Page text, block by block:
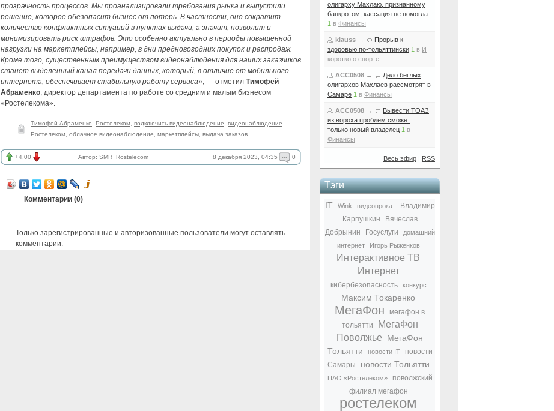
прозрачность процессов. Мы проанализировали требования рынка и выпустили
решение, которое обезопасит бизнес от потерь. В частности, оно сократит
количество конфликтных ситуаций в пунктах выдачи, а значит, позволит и
минимизировать риск штрафов. Это особенно актуально в периоды повышенной
нагрузки на маркетплейсы, например, в дни предновогодних покупок и распродаж.
Кроме того, существенным преимуществом видеонаблюдения для наших заказчиков
станет выделенный канал передачи данных, который, в отличие от мобильного
интернета, обеспечивает стабильную работу сервиса», — отметил Тимофей
Абраменко, директор департамента по работе со средним и малым бизнесом
«Ростелекома».
Тимофей Абраменко Ростелеком подключить видеонаблюдение
видеонаблюдение
Ростелеком облачное видеонаблюдение маркетплейсы выдача заказов
+4.00 Автор: SMR_Rostelecom 8 декабря 2023, 04:35 0
Комментарии (0)
Только зарегистрированные и авторизованные пользователи могут оставлять
комментарии.
олигарху Махлаю, признанному
банкротом, кассация не помогла
1 в Финансы
klauss →
Прорыв к
здоровью по-тольяттински 1 в И
коротко о спорте
ACC0508 →
Дело беглых
олигархов Махлаев рассмотрят в
Самаре 1 в Финансы
ACC0508 →
Вывести ТОАЗ
из вороха проблем сможет
только новый владелец 1 в
Финансы
Весь эфир | RSS
Тэги
IT Wink видеопрокат
Владимир
Карпушкин
Вячеслав
Добрынин
Госуслуги
домашний
интернет
Игорь Рыженков
Интерактивное ТВ
Интернет
кибербезопасность конкурс
Максим Токаренко
МегаФон
мегафон в
тольятти
МегаФон
Поволжье
МегаФон
Тольятти
новости IT
новости
Самары
новости Тольятти
ПАО «Ростелеком»
поволжский
филиал мегафон
ростелеком